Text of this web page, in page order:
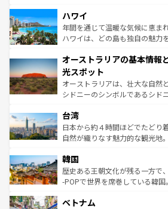
着のスイス情報は
のような巨大都市は、観光、シ
ンメントが詰まった刺激的なス
西部には大自然が広がり、グラ
部のニューオーリンズでは、音
文化が魅力。旅行者はアメリカ
しみながら、その多様性と豊か
るだろう。車でのロードトリッ
情報は
ハワイ
年間を通じて温暖な気候に恵ま
ハワイは、どの島も独自の魅力
ワイ島は見逃せない。また、定
島だが、静かな自然を求めるな
おすすめ。エメラルドグリーン
文化や歴史が息づいている。「
人々、おいしいローカルフード
ク、伝統的なフラダンスなど、
っている。訪れるたびに新しい
はコンテンツ一覧
オーストラリアの基本情報
光スポット
オーストラリアは、壮大な自然
シドニーのシンボルであるシド
リアリーフや大陸中央部にそび
ク）、タスマニアの美しい原生
ど、見どころがたくさん。また
いる。アクティビティも充実し
ビング、ハイキングなど、アウ
い。オーストラリアの多彩な魅
参照してほしい。
台湾
日本から約４時間ほどでたどり
自然が織りなす魅力的な観光地
ン）、静ひつな山岳地帯である
と山間の静けさが共存しており
驚きをもたらしてくれる。また
容にもいいと評判のスイーツな
韓国
歴史ある王朝文化が残る一方で
-POPで世界を席巻している韓
き、地方に足を延ばせば四季折
ベトナム